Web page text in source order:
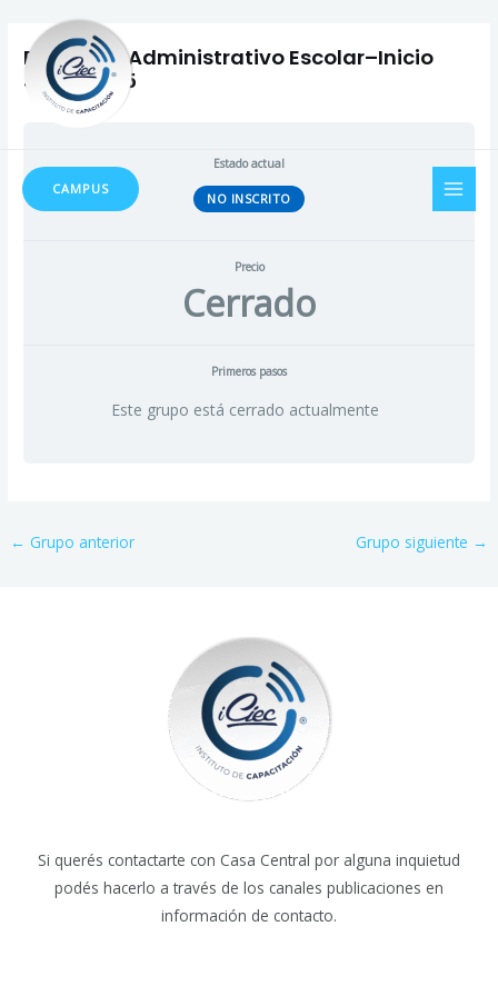
contenido
CAMPUS
Preceptor Administrativo Escolar–Inicio
Junio 2025
Estado actual
NO INSCRITO
Precio
Cerrado
Primeros pasos
Este grupo está cerrado actualmente
entradas
← Grupo anterior Grupo siguiente →
Si querés contactarte con Casa Central por alguna inquietud
podés hacerlo a través de los canales publicaciones en
información de contacto.